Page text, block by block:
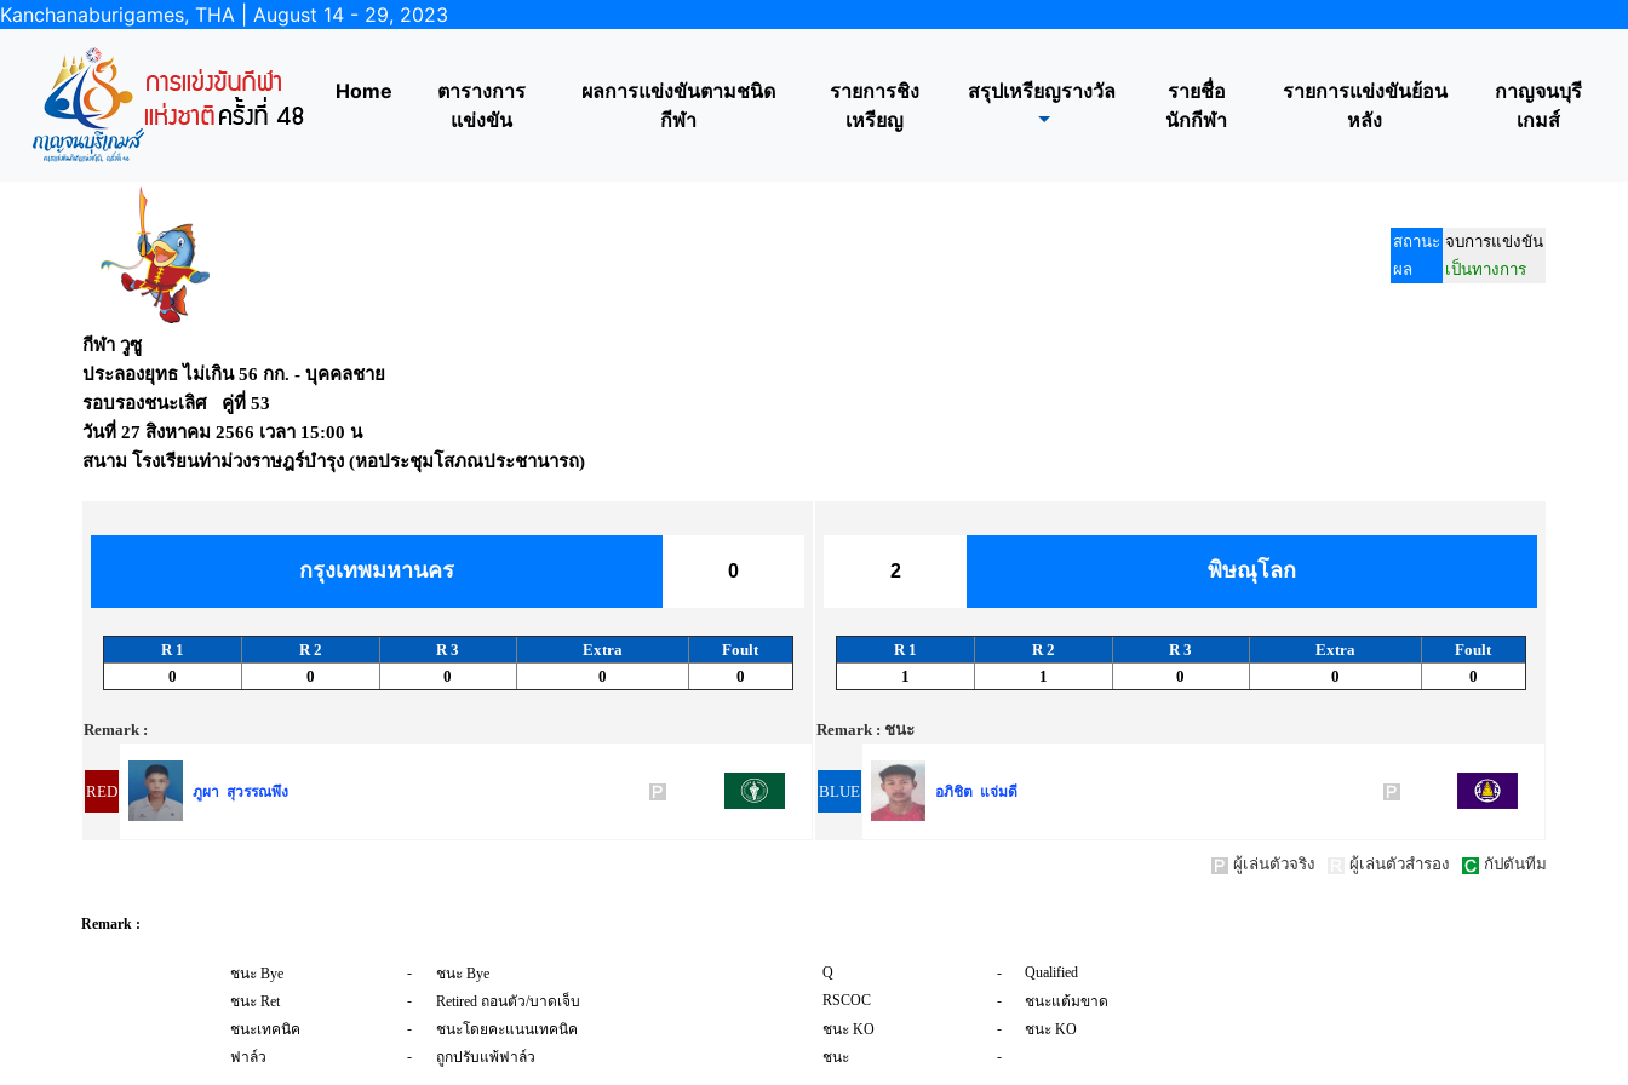
Kanchanaburigames, THA | August 14 - 29, 2023
Home
ตารางการ
แข่งขัน
ผลการแข่งขันตามชนิด
กีฬา
รายการชิง
เหรียญ
สรุปเหรียญรางวัล
รายชื่อ
นักกีฬา
รายการแข่งขันย้อน
หลัง
กาญจนบุรี
เกมส์
สถานะ จบการแข่งขัน
ผล
เป็นทางการ
กีฬา วูซู
ประลองยุทธ ไม่เกิน 56 กก. - บุคคลชาย
รอบรองชนะเลิศ คู่ที่ 53
วันที่ 27 สิงหาคม 2566 เวลา 15:00 น
สนาม โรงเรียนท่าม่วงราษฎร์บำรุง (หอประชุมโสภณประชานารถ)
กรุงเทพมหานคร 0
R 1 R 2 R 3 Extra
Foult
0
0 0 0 0
Remark :
RED ภูผา สุวรรณพึง
2 พิษณุโลก
R 1 R 2 R 3 Extra
Foult
1
1 0 0 0
Remark : ชนะ
BLUE อภิชิต แจ่มดี
ผู้เล่นตัวจริง ผู้เล่นตัวสำรอง กัปตันทีม
Remark :
ชนะ Bye - ชนะ Bye Q -
Qualified
ชนะ Ret
- Retired ถอนตัว/บาดเจ็บ RSCOC -
ชนะแต้มขาด
ชนะเทคนิค
- ชนะโดยคะแนนเทคนิค ชนะ KO -
ชนะ KO
ฟาล์ว
- ถูกปรับแพ้ฟาล์ว ชนะ -